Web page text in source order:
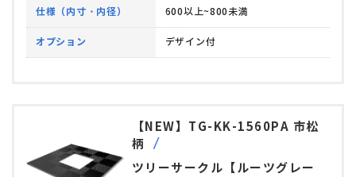
仕様（内寸・内径） 600以上~800未満
オプション デザイン付
【NEW】TG-KK-1560PA 市松
柄
ツリーサークル【ルーツグレー